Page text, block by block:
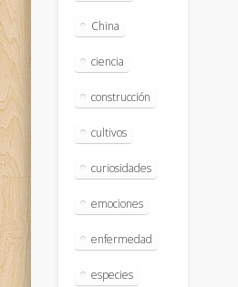
China
ciencia
construcción
cultivos
curiosidades
emociones
enfermedad
especies